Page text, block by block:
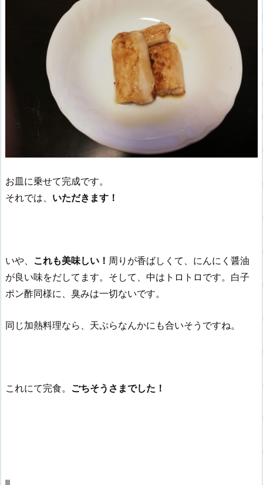
お皿に乗せて完成です。
それでは、 いただきます！
いや、 これも美味しい！ 周りが香ばしくて、にんにく醤油
が良い味をだしてます。そして、中はトロトロです。白子
ポン酢同様に、臭みは一切ないです。
同じ加熱料理なら、天ぷらなんかにも合いそうですね。
これにて完食。 ごちそうさまでした！